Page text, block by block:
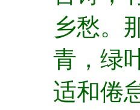
乡愁。
青，绿
适和倦